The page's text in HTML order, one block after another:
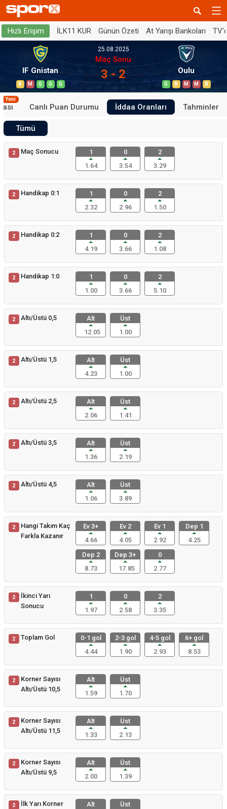
Hızlı Erişim İLK11 KUR Günün Özeti At Yarışı Bankoları
IF Gnistan
B M G G G
25.08.2025
Maç Sonu
3 - 2 Oulu
G B M M B
Yeni
Canlı Puan Durumu İddaa Oranları Tahminler
Tümü
2 Maç Sonucu
1
1.64
0
3.54
2
3.29
2 Handikap 0:1
1
2.32
0
2.96
2
1.50
2 Handikap 0:2
1
4.19
0
3.66
2
1.08
2 Handikap 1:0
1
1.00
0
3.66
2
5.10
2 Altı/Üstü 0,5
Alt
12.05
Üst
1.00
2 Altı/Üstü 1,5
Alt
4.23
Üst
1.00
2 Altı/Üstü 2,5
Alt
2.06
Üst
1.41
2 Altı/Üstü 3,5
Alt
1.36
Üst
2.19
2 Altı/Üstü 4,5
Alt
1.06
Üst
3.89
2
Hangi Takım Kaç
Farkla Kazanır
Ev 3+
4.66
Ev 2
4.05
Ev 1
2.92
Dep 1
4.25
Dep 2
8.73
Dep 3+
17.85
0
2.77
2
İkinci Yarı
Sonucu
1
1.97
0
2.58
2
3.35
2 Toplam Gol
0-1 gol
4.44
2-3 gol
1.90
4-5 gol
2.93
6+ gol
8.53
2
Korner Sayısı
Altı/Üstü 10,5
Alt
1.59
Üst
1.70
2
Korner Sayısı
Altı/Üstü 11,5
Alt
1.33
Üst
2.13
2
Korner Sayısı
Altı/Üstü 9,5
Alt
2.00
Üst
1.39
2
İlk Yarı Korner
Alt
Üst